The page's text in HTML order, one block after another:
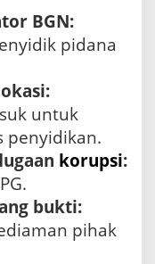
BGN:
pidana
untuk
penyidikan.
korupsi:
bukti:
pihak